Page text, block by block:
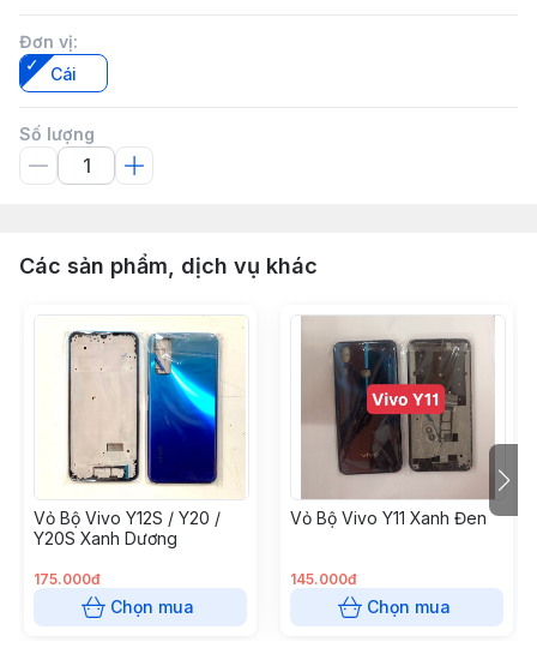
Đơn vị:
Cái
Số lượng
Các sản phẩm, dịch vụ khác
Vỏ Bộ Vivo Y12S / Y20 /
Y20S Xanh Dương
175.000đ
Chọn mua
Vỏ Bộ Vivo Y11 Xanh Đen
145.000đ
Chọn mua